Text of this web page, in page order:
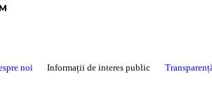
noi Informații de interes public